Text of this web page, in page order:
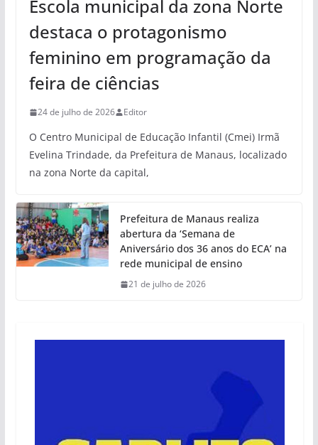
Escola municipal da zona Norte
destaca o protagonismo
feminino em programação da
feira de ciências
24 de julho de 2026 Editor
O Centro Municipal de Educação Infantil (Cmei) Irmã
Evelina Trindade, da Prefeitura de Manaus, localizado
na zona Norte da capital,
Prefeitura de Manaus realiza
abertura da ‘Semana de
Aniversário dos 36 anos do ECA’ na
rede municipal de ensino
21 de julho de 2026